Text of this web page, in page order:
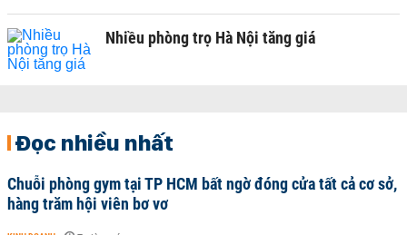
Nhiều phòng trọ Hà Nội tăng giá
Đọc nhiều nhất
Chuỗi phòng gym tại TP HCM bất ngờ đóng cửa tất cả cơ sở,
hàng trăm hội viên bơ vơ